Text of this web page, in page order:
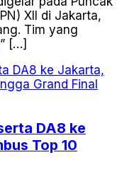
XII di Jakarta,
Tim yang
[…]
DA8 ke
Top 10